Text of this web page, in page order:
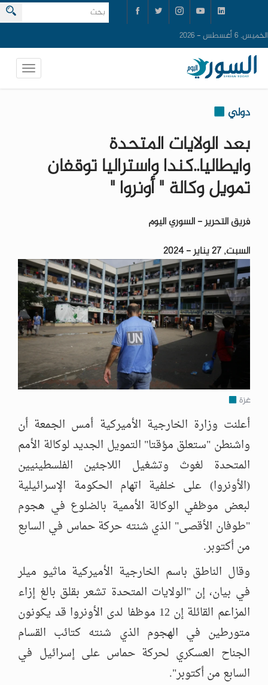
الخميس, 6 أغسطس - 2026
دولي
بعد الولايات المتحدة
وايطاليا..كندا واستراليا توقفان
تمويل وكالة " أونروا "
فريق التحرير - السوري اليوم
السبت, 27 يناير - 2024
غزة
أعلنت وزارة الخارجية الأميركية أمس الجمعة أن
واشنطن "ستعلق مؤقتا" التمويل الجديد لوكالة الأمم
المتحدة لغوث وتشغيل اللاجئين الفلسطينيين
(الأونروا) على خلفية اتهام الحكومة الإسرائيلية
لبعض موظفي الوكالة الأممية بالضلوع في هجوم
"طوفان الأقصى" الذي شنته حركة حماس في السابع
من أكتوبر.
وقال الناطق باسم الخارجية الأميركية ماثيو ميلر
في بيان، إن "الولايات المتحدة تشعر بقلق بالغ إزاء
المزاعم القائلة إن 12 موظفا لدى الأونروا قد يكونون
متورطين في الهجوم الذي شنته كتائب القسام
الجناح العسكري لحركة حماس على إسرائيل في
السابع من أكتوبر".